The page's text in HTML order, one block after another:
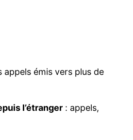
émis vers plus de
l’étranger : appels,